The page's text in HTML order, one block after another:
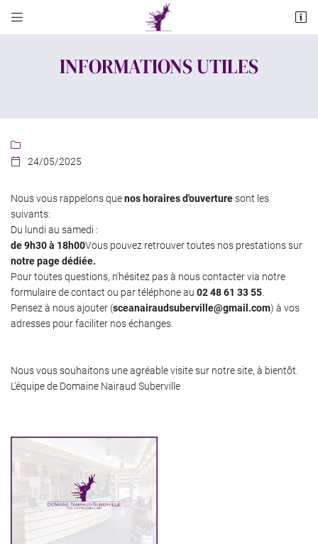
 
Cave Bituriges Route de Culan
02 48 61 33 55
 Adresse email de réception
En cochant cette case, vous consentez à recevoir nos propositions commerciales à
l'adresse email indiqué ci-dessus. Vous pouvez vous désinscrire à tout moment en
utilisant
INSCRIPTION
INFORMATIONS UTILES


24/05/2025
Nous vous rappelons quenos horaires d'ouverturesont les
suivants:
Du lundi au samedi :
de 9h30 à 18h00Vous pouvez retrouver toutes nos prestations sur
notre page dédiée.
Pour toutes questions, n'hésitez pas à nous contacter via notre
formulaire de contact ou par téléphone au 02 48 61 33 55
Pensez à nous ajouter (sceanairaudsuberville@gmail.com) à vos
adresses pour faciliter nos échanges.
Nous vous souhaitons une agréable visite sur notre site, à bientôt.
L'équipe de Domaine Nairaud Suberville